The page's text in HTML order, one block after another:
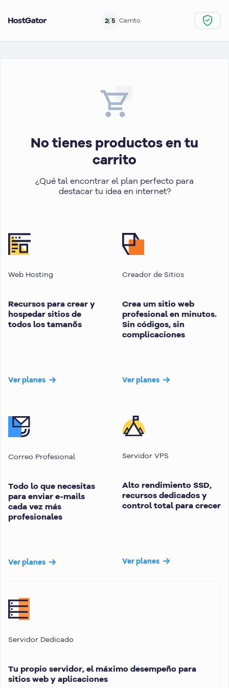
Carrito
2/5
No tienes productos en tu
carrito
¿Qué tal encontrar el plan perfecto para
destacar tu idea en internet?
Web Hosting
Recursos para crear y
hospedar sitios de
todos los tamanõs
Ver planes
Creador de Sitios
Crea um sitio web
profesional en minutos.
Sin códigos, sin
complicaciones
Ver planes
Correo Profesional
Todo lo que necesitas
para enviar e-mails
cada vez más
profesionales
Ver planes
Servidor VPS
Alto rendimiento SSD,
recursos dedicados y
control total para crecer
Ver planes
Servidor Dedicado
Tu propio servidor, el máximo desempeño para
sitios web y aplicaciones